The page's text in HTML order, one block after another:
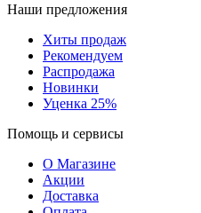
Наши предложения
Хиты продаж
Рекомендуем
Распродажа
Новинки
Уценка 25%
Помощь и сервисы
О Магазине
Акции
Доставка